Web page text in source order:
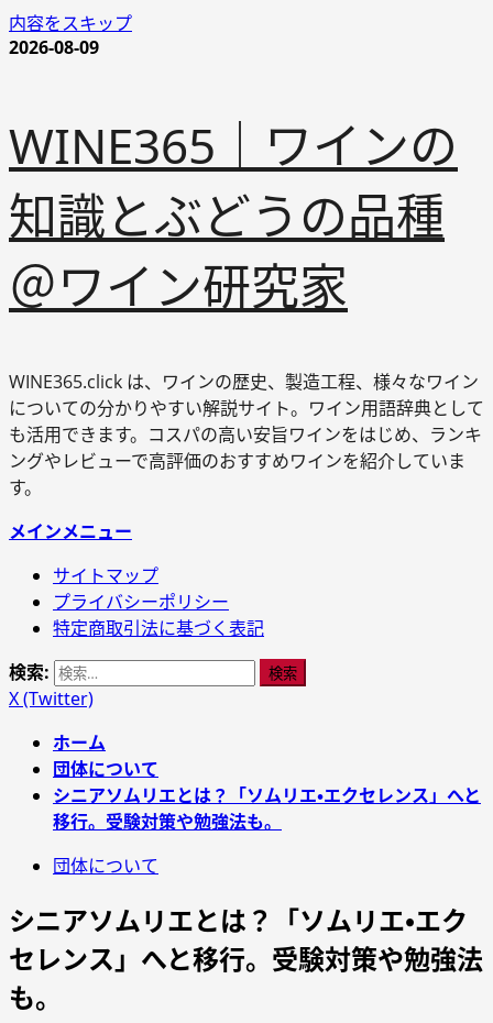
内容をスキップ
2026-08-09
WINE365｜ワインの
知識とぶどうの品種
＠ワイン研究家
WINE365.click は、ワインの歴史、製造工程、様々なワイン
についての分かりやすい解説サイト。ワイン用語辞典として
も活用できます。コスパの高い安旨ワインをはじめ、ランキ
ングやレビューで高評価のおすすめワインを紹介していま
す。
メインメニュー
サイトマップ
プライバシーポリシー
特定商取引法に基づく表記
検索:
X (Twitter)
ホーム
団体について
シニアソムリエとは？「ソムリエ・エクセレンス」へと
移行。受験対策や勉強法も。
団体について
シニアソムリエとは？「ソムリエ・エク
セレンス」へと移行。受験対策や勉強法
も。